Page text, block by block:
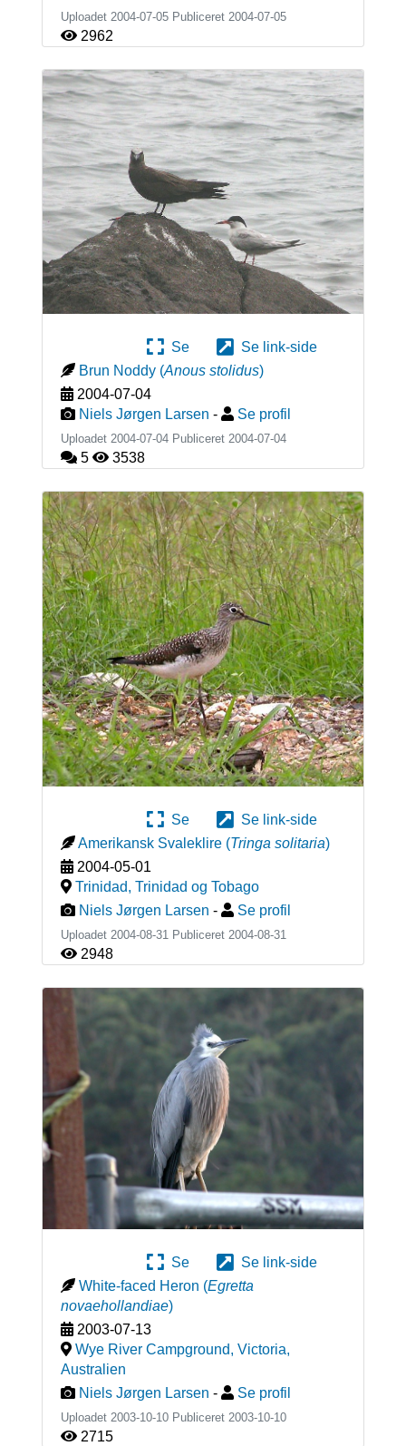
Uploadet 2004-07-05 Publiceret 2004-07-05
2962
Se
Se link-side
Brun Noddy (Anous stolidus)
2004-07-04
Niels Jørgen Larsen - Se profil
Uploadet 2004-07-04 Publiceret 2004-07-04
5 3538
Se
Se link-side
Amerikansk Svaleklire (Tringa solitaria)
2004-05-01
Trinidad, Trinidad og Tobago
Niels Jørgen Larsen - Se profil
Uploadet 2004-08-31 Publiceret 2004-08-31
2948
Se
Se link-side
White-faced Heron (Egretta
novaehollandiae)
2003-07-13
Wye River Campground, Victoria,
Australien
Niels Jørgen Larsen - Se profil
Uploadet 2003-10-10 Publiceret 2003-10-10
2715